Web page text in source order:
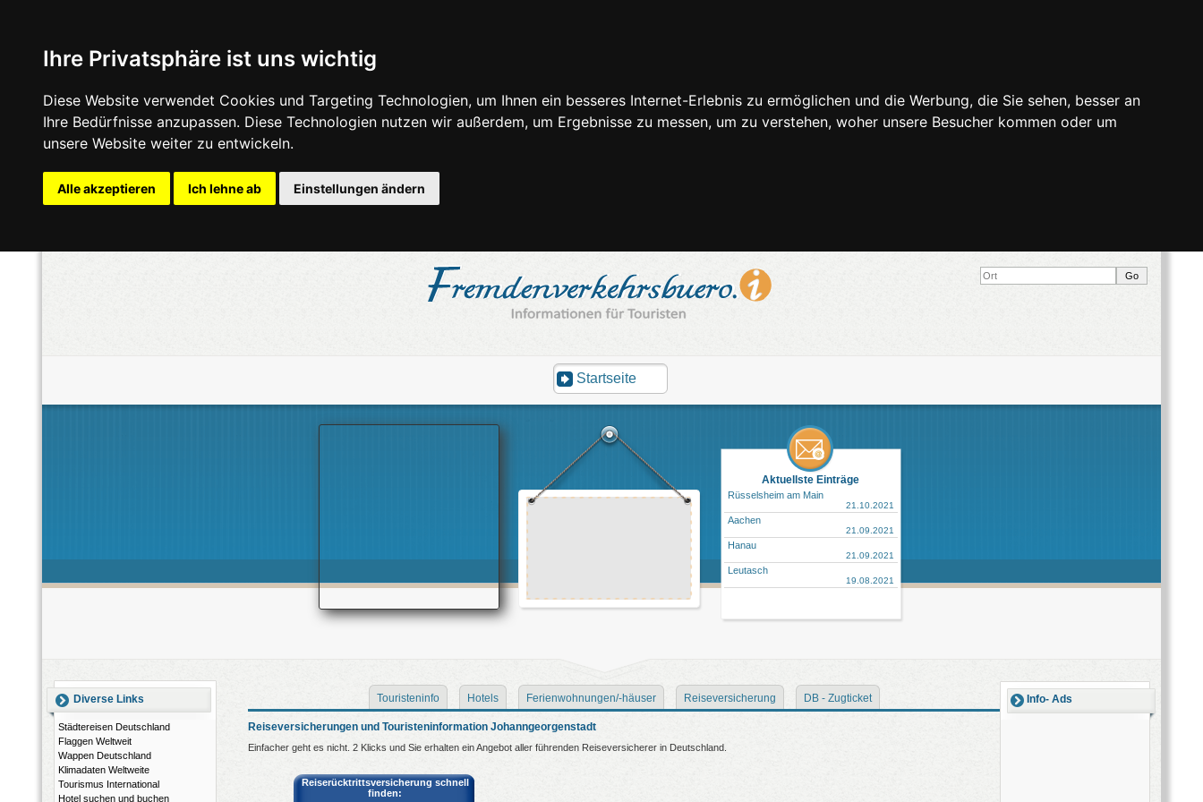
Ihre Privatsphäre ist uns wichtig
Diese Website verwendet Cookies und Targeting Technologien, um Ihnen ein besseres Internet-Erlebnis zu ermöglichen und die Werbung, die Sie sehen, besser an
Ihre Bedürfnisse anzupassen. Diese Technologien nutzen wir außerdem, um Ergebnisse zu messen, um zu verstehen, woher unsere Besucher kommen oder um
unsere Website weiter zu entwickeln.
Alle akzeptieren Ich lehne ab Einstellungen ändern
Startseite
Aktuellste Einträge
Rüsselsheim am Main
21.10.2021
Aachen
21.09.2021
Hanau
21.09.2021
Leutasch
19.08.2021
Diverse Links
Städtereisen Deutschland
Flaggen Weltweit
Wappen Deutschland
Klimadaten Weltweite
Tourismus International
Hotel suchen und buchen
Info- Ads
Touristeninfo Hotels Ferienwohnungen/-häuser Reiseversicherung DB - Zugticket
Reiseversicherungen und Touristeninformation Johanngeorgenstadt
Einfacher geht es nicht. 2 Klicks und Sie erhalten ein Angebot aller führenden Reiseversicherer in Deutschland.
Reiserücktrittsversicherung schnell
finden: